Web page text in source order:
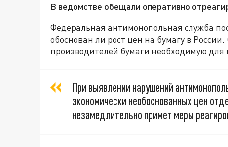
В ведомстве обещали оперативно
Федеральная антимонопольная служба
обоснован ли рост цен на бумагу в
производителей бумаги необходимую
При выявлении нарушений
экономически необоснованных цен
незамедлительно примет меры